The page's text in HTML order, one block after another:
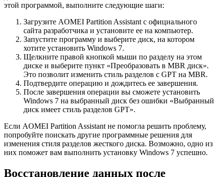
этой программой, выполните следующие шаги:
Загрузите AOMEI Partition Assistant с официального
сайта разработчика и установите ее на компьютер.
Запустите программу и выберите диск, на котором
хотите установить Windows 7.
Щелкните правой кнопкой мыши по разделу на этом
диске и выберите пункт «Преобразовать в MBR диск».
Это позволит изменить стиль разделов с GPT на MBR.
Подтвердите операцию и дождитесь ее завершения.
После завершения операции вы сможете установить
Windows 7 на выбранный диск без ошибки «Выбранный
диск имеет стиль разделов GPT».
Если AOMEI Partition Assistant не помогла решить проблему,
попробуйте поискать другие программные решения для
изменения стиля разделов жесткого диска. Возможно, одно из
них поможет вам выполнить установку Windows 7 успешно.
Восстановление данных после